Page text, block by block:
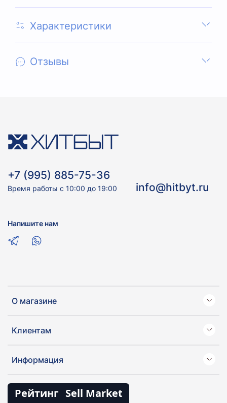
Характеристики
Отзывы
О магазине
Клиентам
Информация
Рейтинг Sell Market
+7 (995) 885-75-36
Время работы с 10:00 до 19:00 info@hitbyt.ru
Напишите нам